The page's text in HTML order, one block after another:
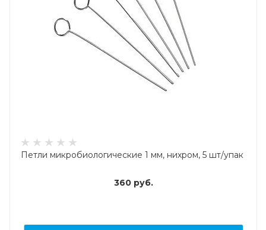
Петли микробиологические 1 мм, нихром, 5 шт/упак
360руб.